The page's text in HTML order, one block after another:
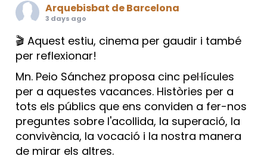
Arquebisbat de Barcelona
3 days ago
🎬 Aquest estiu, cinema per gaudir i també
per reflexionar!
Mn. Peio Sánchez proposa cinc pel·lícules
per a aquestes vacances. Històries per a
tots els públics que ens conviden a fer-nos
preguntes sobre l'acollida, la superació, la
convivència, la vocació i la nostra manera
de mirar els altres.